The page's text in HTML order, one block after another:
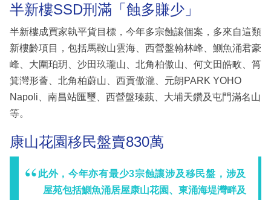
半新樓SSD刑滿「蝕多賺少」
半新樓成買家執平貨目標，今年多宗蝕讓個案，多來自這類
新樓齡項目，包括馬鞍山雲海、西營盤翰林峰、鰂魚涌君豪
峰、大圍珀玥、沙田玖瓏山、北角柏傲山、何文田皓畋、筲
箕灣形薈、北角柏蔚山、西貢傲瀧、元朗PARK YOHO
Napoli、南昌站匯璽、西營盤瑧蓺、大埔天鑽及屯門滿名山
等。
康山花園移民盤賣830萬
此外，今年亦有最少3宗蝕讓涉及移民盤，涉及
屋苑包括鰂魚涌居屋康山花園、東涌海堤灣畔及